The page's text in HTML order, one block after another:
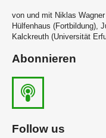
von und mit Niklas
Hülfenhaus (Fortbildung),
Kalckreuth (Universität
Abonnieren
Follow us